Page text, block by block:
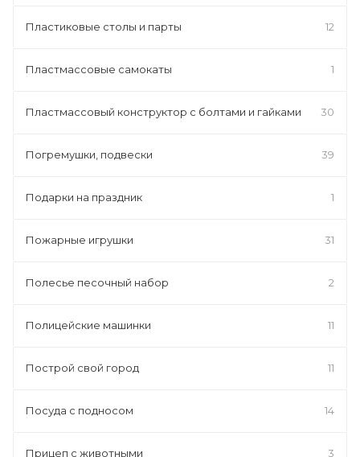
Пластиковые столы и парты 12
Пластмассовые самокаты 1
Пластмассовый конструктор с болтами и гайками 30
Погремушки, подвески 39
Подарки на праздник 1
Пожарные игрушки 31
Полесье песочный набор 2
Полицейские машинки 11
Построй свой город 11
Посуда с подносом 14
Прицеп с животными 3